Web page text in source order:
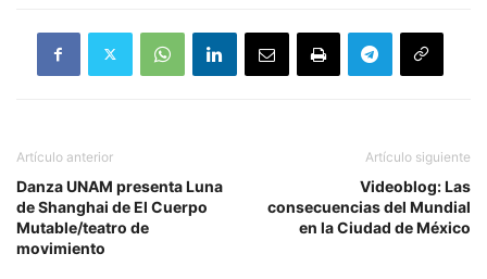
Artículo anterior
Danza UNAM presenta Luna
de Shanghai de El Cuerpo
Mutable/teatro de
movimiento
Artículo siguiente
Videoblog: Las
consecuencias del Mundial
en la Ciudad de México